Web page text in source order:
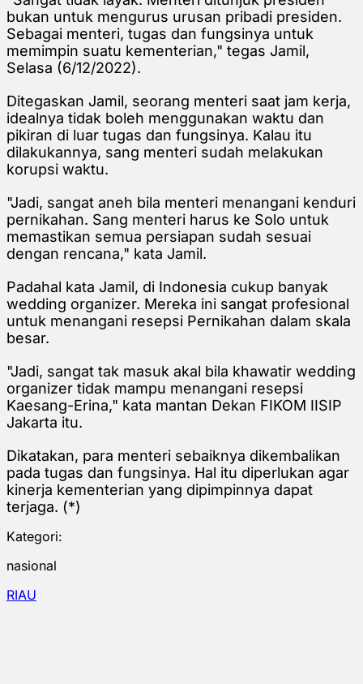
bukan untuk mengurus urusan pribadi presiden.
Sebagai menteri, tugas dan fungsinya untuk
memimpin suatu kementerian," tegas Jamil,
Selasa (6/12/2022).
Ditegaskan Jamil, seorang menteri saat jam kerja,
idealnya tidak boleh menggunakan waktu dan
pikiran di luar tugas dan fungsinya. Kalau itu
dilakukannya, sang menteri sudah melakukan
korupsi waktu.
"Jadi, sangat aneh bila menteri menangani kenduri
pernikahan. Sang menteri harus ke Solo untuk
memastikan semua persiapan sudah sesuai
dengan rencana," kata Jamil.
Padahal kata Jamil, di Indonesia cukup banyak
wedding organizer. Mereka ini sangat profesional
untuk menangani resepsi Pernikahan dalam skala
besar.
"Jadi, sangat tak masuk akal bila khawatir wedding
organizer tidak mampu menangani resepsi
Kaesang-Erina," kata mantan Dekan FIKOM IISIP
Jakarta itu.
Dikatakan, para menteri sebaiknya dikembalikan
pada tugas dan fungsinya. Hal itu diperlukan agar
kinerja kementerian yang dipimpinnya dapat
terjaga. (*)
Kategori:
nasional
RIAU